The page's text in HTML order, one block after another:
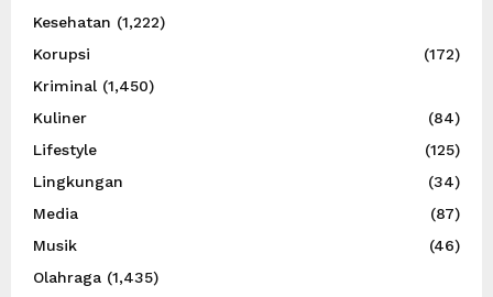
Kesehatan (1,222)
Korupsi
(172)
Kriminal (1,450)
Kuliner
(84)
Lifestyle
(125)
Lingkungan
(34)
Media
(87)
Musik
(46)
Olahraga (1,435)